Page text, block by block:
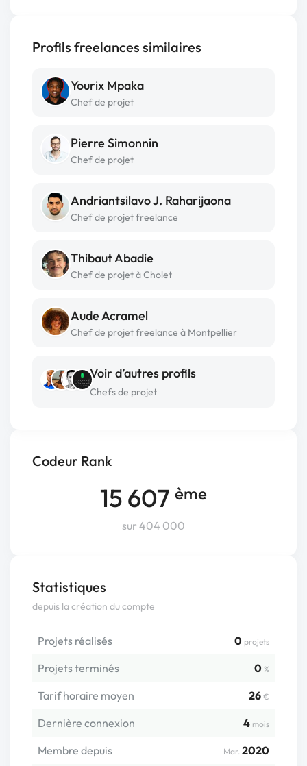
Codeur Rank
15 607 ème
sur 404 000
Statistiques
depuis la création du compte
Projets réalisés 0 projets
Projets terminés 0 %
Tarif horaire moyen 26 €
Dernière connexion 4 mois
Membre depuis Mar. 2020
Profils freelances similaires
Yourix Mpaka
Chef de projet
Pierre Simonnin
Chef de projet
Andriantsilavo J. Raharijaona
Chef de projet freelance
Thibaut Abadie
Chef de projet à Cholet
Aude Acramel
Chef de projet freelance à Montpellier
Voir d’autres profils
Chefs de projet